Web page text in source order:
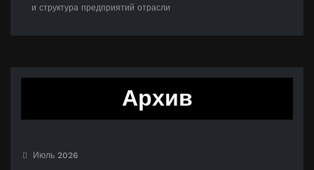
и структура предприятий отрасли
Архив
Июль 2026